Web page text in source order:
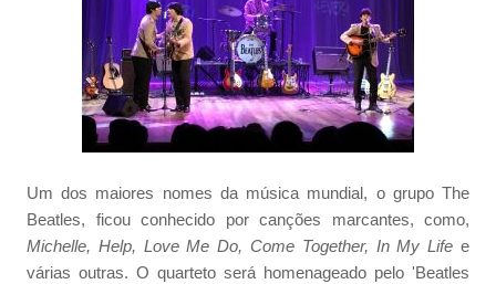
Um dos maiores nomes da música mundial, o grupo The
Beatles, ficou conhecido por canções marcantes, como,
Michelle, Help, Love Me Do, Come Together, In My Life e
várias outras. O quarteto será homenageado pelo 'Beatles